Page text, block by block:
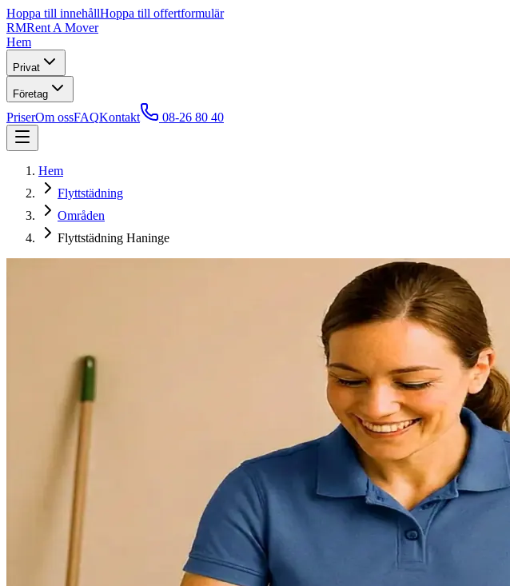
Hoppa till innehållHoppa till offertformulär
RMRent A Mover
Hem
Privat
Företag
PriserOm ossFAQKontakt 08-26 80 40
Hem
Flyttstädning
Områden
Flyttstädning Haninge